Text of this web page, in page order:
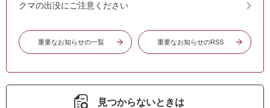
クマの出没にご注意ください
重要なお知らせの一覧 重要なお知らせのRSS
見つからないときは